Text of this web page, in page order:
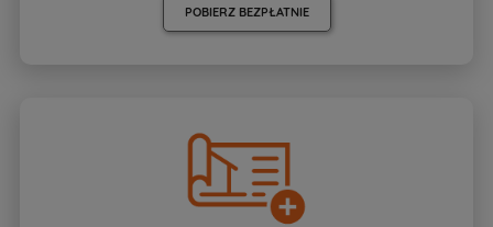
POBIERZ BEZPŁATNIE